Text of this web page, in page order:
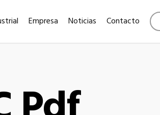
Empresa Noticias Contacto